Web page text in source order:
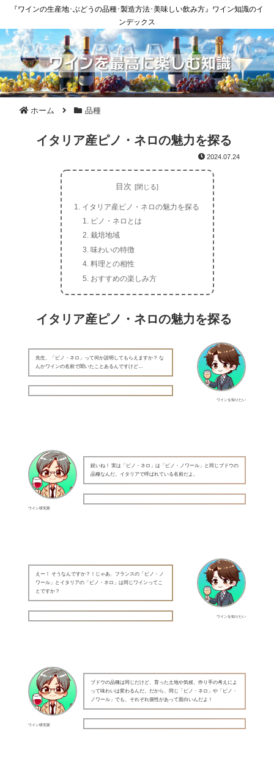
『ワインの生産地･ぶどうの品種･製造方法･美味しい飲み方』ワイン知識のイ
ンデックス
ホーム 品種
イタリア産ピノ・ネロの魅力を探る
2024.07.24
目次
イタリア産ピノ・ネロの魅力を探る
ピノ・ネロとは
栽培地域
味わいの特徴
料理との相性
おすすめの楽しみ方
イタリア産ピノ・ネロの魅力を探る
ワインを知りたい
先生、「ピノ・ネロ」って何か説明してもらえますか？ な
んかワインの名前で聞いたことあるんですけど…
ワイン研究家
鋭いね！ 実は「ピノ・ネロ」は「ピノ・ノワール」と同じブドウの
品種なんだ。イタリアで呼ばれている名前だよ。
ワインを知りたい
えー！ そうなんですか？！じゃあ、フランスの「ピノ・ノ
ワール」とイタリアの「ピノ・ネロ」は同じワインってこ
とですか？
ワイン研究家
ブドウの品種は同じだけど、育った土地や気候、作り手の考えによ
って味わいは変わるんだ。だから、同じ「ピノ・ネロ」や「ピノ・
ノワール」でも、それぞれ個性があって面白いんだよ！